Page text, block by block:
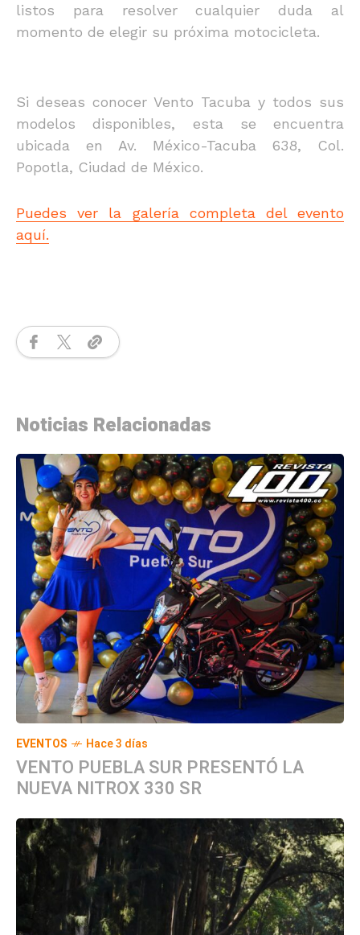
listos para resolver cualquier duda al
momento de elegir su próxima motocicleta.
Si deseas conocer Vento Tacuba y todos sus
modelos disponibles, esta se encuentra
ubicada en Av. México-Tacuba 638, Col.
Popotla, Ciudad de México.
Puedes ver la galería completa del evento
aquí.
Noticias Relacionadas
EVENTOS Hace 3 días
VENTO PUEBLA SUR PRESENTÓ LA
NUEVA NITROX 330 SR